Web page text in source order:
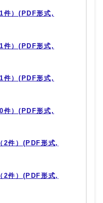
件）(PDF形式,
件）(PDF形式,
件）(PDF形式,
件）(PDF形式,
2件）(PDF形式,
2件）(PDF形式,